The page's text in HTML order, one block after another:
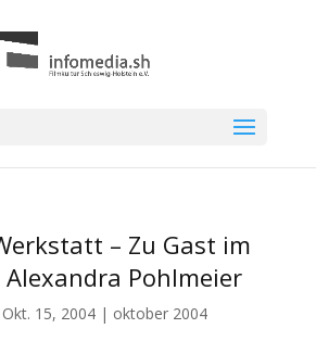
– Zu Gast im
Alexandra Pohlmeier
Okt. 15, 2004| oktober 2004